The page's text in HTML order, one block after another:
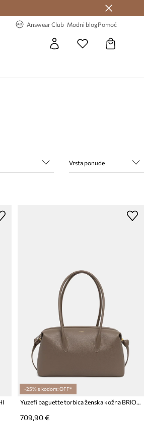
Answear Club Modni blogPomoć
Vrsta ponude
-25% s kodom: OFF*
Yuzefi baguette torbica ženska kožna BRIOCHE DUFFLE
709,90 €